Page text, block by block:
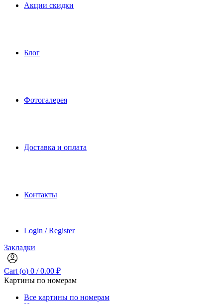
Акции скидки
Блог
Фотогалерея
Доставка и оплата
Контакты
Login / Register
Закладки
Cart (o) 0 / 0.00 ₽
Картины по номерам
Все картины по номерам